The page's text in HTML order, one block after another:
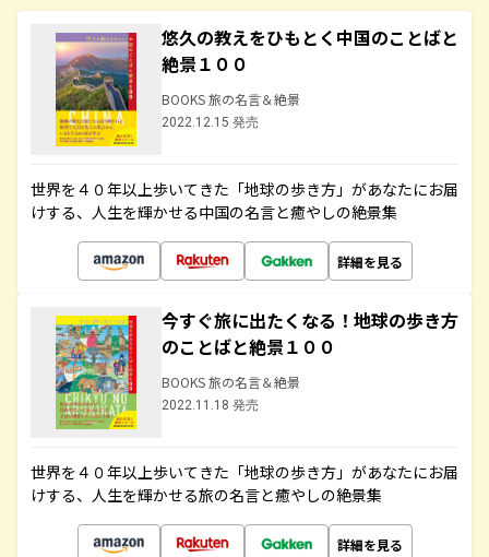
悠久の教えをひもとく中国のことばと
絶景１００
BOOKS 旅の名言＆絶景
2022.12.15 発売
世界を４０年以上歩いてきた「地球の歩き方」があなたにお届
けする、人生を輝かせる中国の名言と癒やしの絶景集
詳細を見る
今すぐ旅に出たくなる！地球の歩き方
のことばと絶景１００
BOOKS 旅の名言＆絶景
2022.11.18 発売
世界を４０年以上歩いてきた「地球の歩き方」があなたにお届
けする、人生を輝かせる旅の名言と癒やしの絶景集
詳細を見る